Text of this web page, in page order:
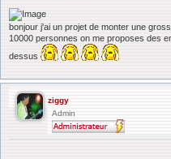
s
s
a
g
bonjour j'ai un projet de monter une
10000 personnes on me proposes des
dessus
ziggy
Admin